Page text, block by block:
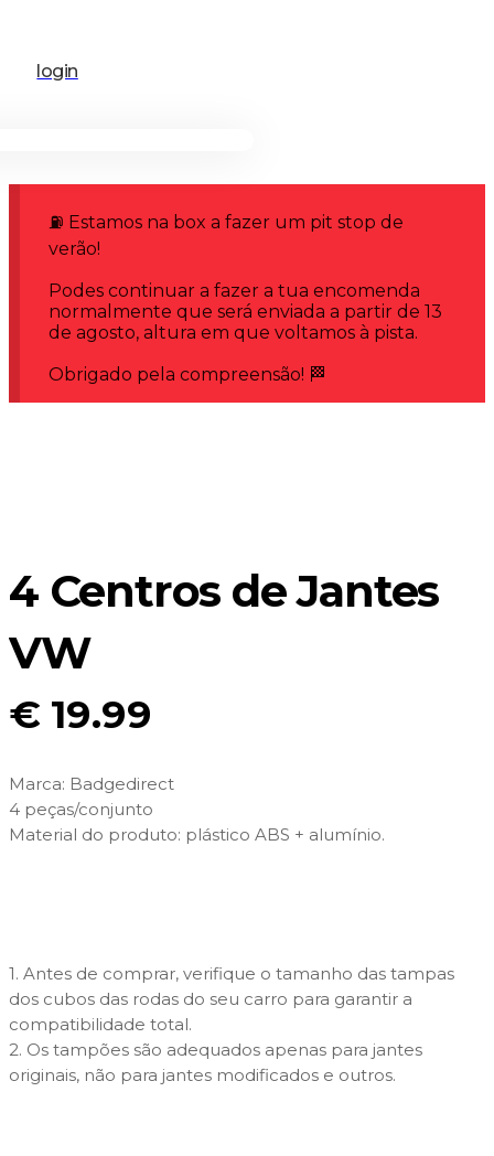
login
⛽ Estamos na box a fazer um pit stop de
verão!
Podes continuar a fazer a tua encomenda
normalmente que será enviada a partir de 13
de agosto, altura em que voltamos à pista.
Obrigado pela compreensão! 🏁
4 Centros de Jantes
VW
€ 19.99
Marca: Badgedirect
4 peças/conjunto
Material do produto: plástico ABS + alumínio.
1. Antes de comprar, verifique o tamanho das tampas
dos cubos das rodas do seu carro para garantir a
compatibilidade total.
2. Os tampões são adequados apenas para jantes
originais, não para jantes modificados e outros.